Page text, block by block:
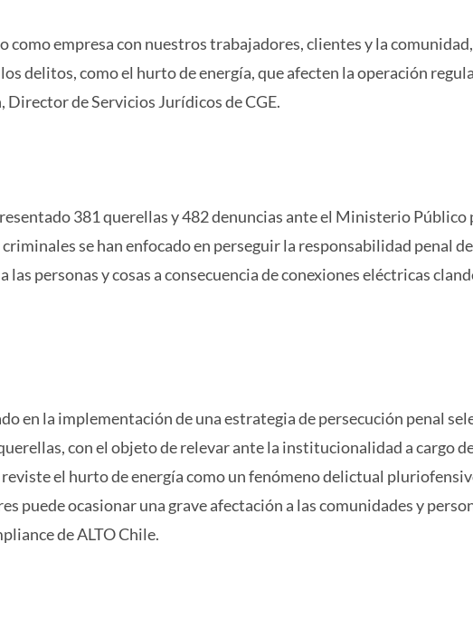
como empresa con nuestros trabajadores, clientes y la comunidad,
delitos, como el hurto de energía, que afecten la operación
Director de Servicios Jurídicos de CGE.
381 querellas y 482 denuncias ante el Ministerio
se han enfocado en perseguir la responsabilidad penal
las personas y cosas a consecuencia de conexiones eléctricas
en la implementación de una estrategia de persecución penal
con el objeto de relevar ante la institucionalidad a cargo
el hurto de energía como un fenómeno delictual
puede ocasionar una grave afectación a las comunidades y
de ALTO Chile.